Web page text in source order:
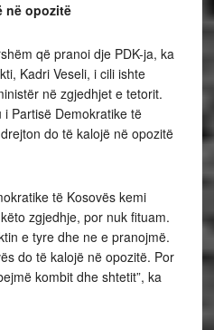
në opozitë
që pranoi dje PDK-ja, ka
Kadri Veseli, i cili ishte
në zgjedhjet e tetorit.
Partisë Demokratike të
do të kalojë në opozitë
të Kosovës kemi
zgjedhje, por nuk fituam.
e tyre dhe ne e pranojmë.
do të kalojë në opozitë. Por
kombit dhe shtetit”, ka